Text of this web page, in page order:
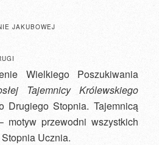
JAKUBOWEJ
Wielkiego Poszukiwania
Tajemnicy Królewskiego
Drugiego Stopnia. Tajemnicą
motyw przewodni wszystkich
Ucznia.